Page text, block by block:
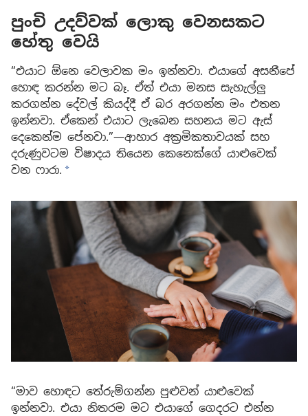
පුංචි උදව්වක් ලොකු වෙනසකට
හේතු වෙයි
“එයාට ඕනෙ වෙලාවක මං ඉන්නවා. එයාගේ අසනීපේ
හොඳ කරන්න මට බෑ. ඒත් එයා මනස සැහැල්ලු
කරගන්න දේවල් කියද්දී ඒ බර අරගන්න මං එතන
ඉන්නවා. ඒකෙන් එයාට ලැබෙන සහනය මට ඇස්
දෙකෙන්ම පේනවා.”—ආහාර අක්‍රමිකතාවයක් සහ
දරුණුවටම විෂාදය තියෙන කෙනෙක්ගේ යාළුවෙක්
වන ෆාරා. a
“මාව හොඳට තේරුම්ගන්න පුළුවන් යාළුවෙක්
ඉන්නවා. එයා නිතරම මට එයාගේ ගෙදරට එන්න